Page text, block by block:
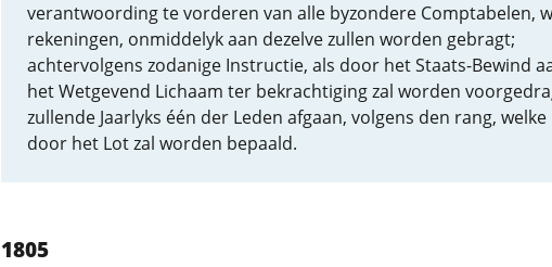
verantwoording te vorderen van alle byzondere Comptabelen,
rekeningen, onmiddelyk aan dezelve zullen worden gebragt;
achtervolgens zodanige Instructie, als door het Staats-Bewind
het Wetgevend Lichaam ter bekrachtiging zal worden
zullende Jaarlyks één der Leden afgaan, volgens den rang, welke
door het Lot zal worden bepaald.
1805